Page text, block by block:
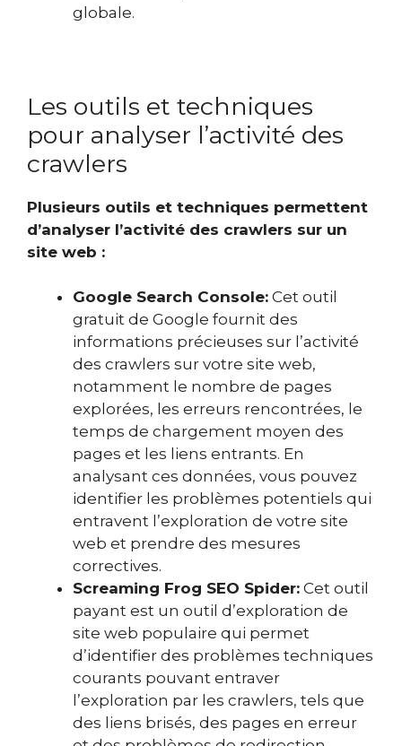
globale.
Les outils et techniques
pour analyser l’activité des
crawlers
Plusieurs outils et techniques permettent
d’analyser l’activité des crawlers sur un
site web :
Google Search Console: Cet outil
gratuit de Google fournit des
informations précieuses sur l’activité
des crawlers sur votre site web,
notamment le nombre de pages
explorées, les erreurs rencontrées, le
temps de chargement moyen des
pages et les liens entrants. En
analysant ces données, vous pouvez
identifier les problèmes potentiels qui
entravent l’exploration de votre site
web et prendre des mesures
correctives.
Screaming Frog SEO Spider: Cet outil
payant est un outil d’exploration de
site web populaire qui permet
d’identifier des problèmes techniques
courants pouvant entraver
l’exploration par les crawlers, tels que
des liens brisés, des pages en erreur